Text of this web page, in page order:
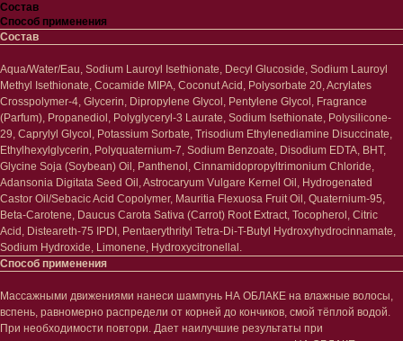
Состав
Способ применения
Состав
Aqua/Water/Eau, Sodium Lauroyl Isethionate, Decyl Glucoside, Sodium Lauroyl
Methyl Isethionate, Cocamide MIPA, Coconut Acid, Polysorbate 20, Acrylates
Crosspolymer-4, Glycerin, Dipropylene Glycol, Pentylene Glycol, Fragrance
(Parfum), Propanediol, Polyglyceryl-3 Laurate, Sodium Isethionate, Polysilicone-
29, Caprylyl Glycol, Potassium Sorbate, Trisodium Ethylenediamine Disuccinate,
Ethylhexylglycerin, Polyquaternium-7, Sodium Benzoate, Disodium EDTA, BHT,
Glycine Soja (Soybean) Oil, Panthenol, Cinnamidopropyltrimonium Chloride,
Adansonia Digitata Seed Oil, Astrocaryum Vulgare Kernel Oil, Hydrogenated
Castor Oil/Sebacic Acid Copolymer, Mauritia Flexuosa Fruit Oil, Quaternium-95,
Beta-Carotene, Daucus Carota Sativa (Carrot) Root Extract, Tocopherol, Citric
Acid, Disteareth-75 IPDI, Pentaerythrityl Tetra-Di-T-Butyl Hydroxyhydrocinnamate,
Sodium Hydroxide, Limonene, Hydroxycitronellal.
Способ применения
Массажными движениями нанеси шампунь НА ОБЛАКЕ на влажные волосы,
вспень, равномерно распредели от корней до кончиков, смой тёплой водой.
При необходимости повтори. Дает наилучшие результаты при
Тело
Проблемы
Кремы
Лосьоны
Очищение
Шея и зона декольте
Пилинги/масла
Уход за руками
Уход за ногами
Средства для ванны
Гаджеты
Наборы
Лицо
Проблемы
Очищение
Увлажнение/питание
Сыворотки/ эссенции
Ретинол
Защита от солнца
Тонизация
Восстановление
Маски и патчи
Уход за губами
Декоротивная косметика
Волосы
Проблемы
Шампуни